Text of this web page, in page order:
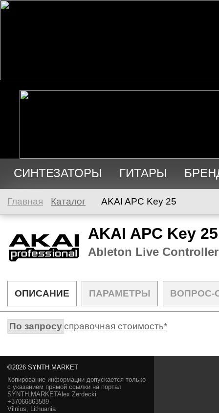
СИНТЕЗАТОРЫ ГИТАРЫ
АУДИО ПРОДАЖА
Главная Каталог AKAI APC Key 25
AKAI APC Key 25
Ableton Live Controller
ОПИСАНИЕ ПАРАМЕТРЫ ВОПРОС-
По запросусправочная стоимость*
©2026 SYNTH.MARKET
Копирование информации допускается только
с указанием прямой ссылки на портал
SYNTH.MARKETAlex Zerdecki
+37066863589
Vilnius, Lithuania